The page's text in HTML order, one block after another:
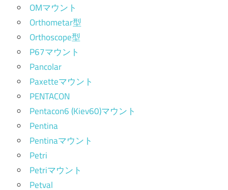
OMマウント
Orthometar型
Orthoscope型
P67マウント
Pancolar
Paxetteマウント
PENTACON
Pentacon6 (Kiev60)マウント
Pentina
Pentinaマウント
Petri
Petriマウント
Petval